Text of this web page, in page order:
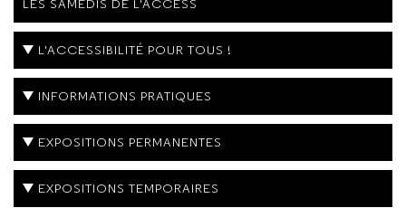
LES SAMEDIS DE L'ACCESS
L'ACCESSIBILITÉ POUR TOUS !
INFORMATIONS PRATIQUES
EXPOSITIONS PERMANENTES
EXPOSITIONS TEMPORAIRES